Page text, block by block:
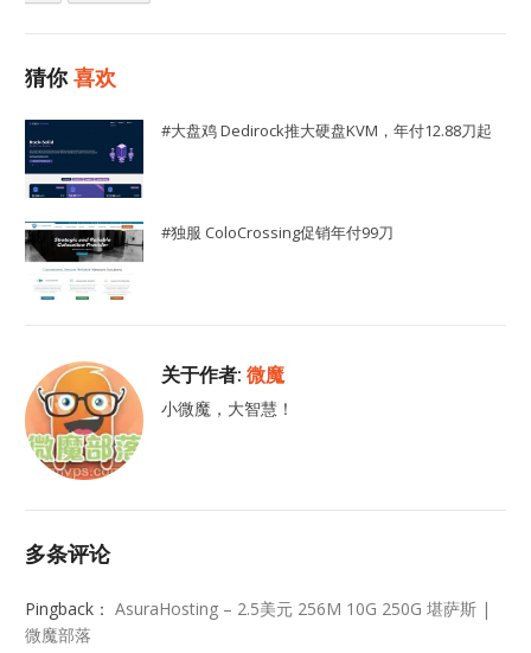
猜你喜欢
#大盘鸡 Dedirock推大硬盘KVM，年付12.88刀起
#独服 ColoCrossing促销年付99刀
关于作者:微魔
小微魔，大智慧！
多条评论
Pingback：AsuraHosting – 2.5美元 256M 10G 250G 堪萨斯 |
微魔部落